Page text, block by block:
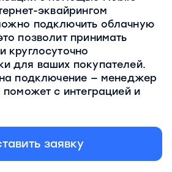
эквайрингом
подключить облачную
позволит принимать
круглосуточно
для ваших покупателей.
на подключение — менеджер
с интеграцией и
заявку